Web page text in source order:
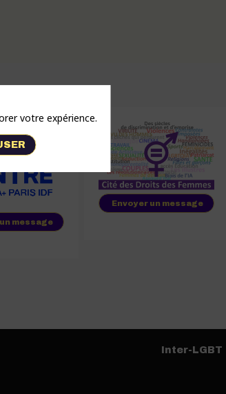
message
Envoyer un message
Inter-LGBT
votre expérience.